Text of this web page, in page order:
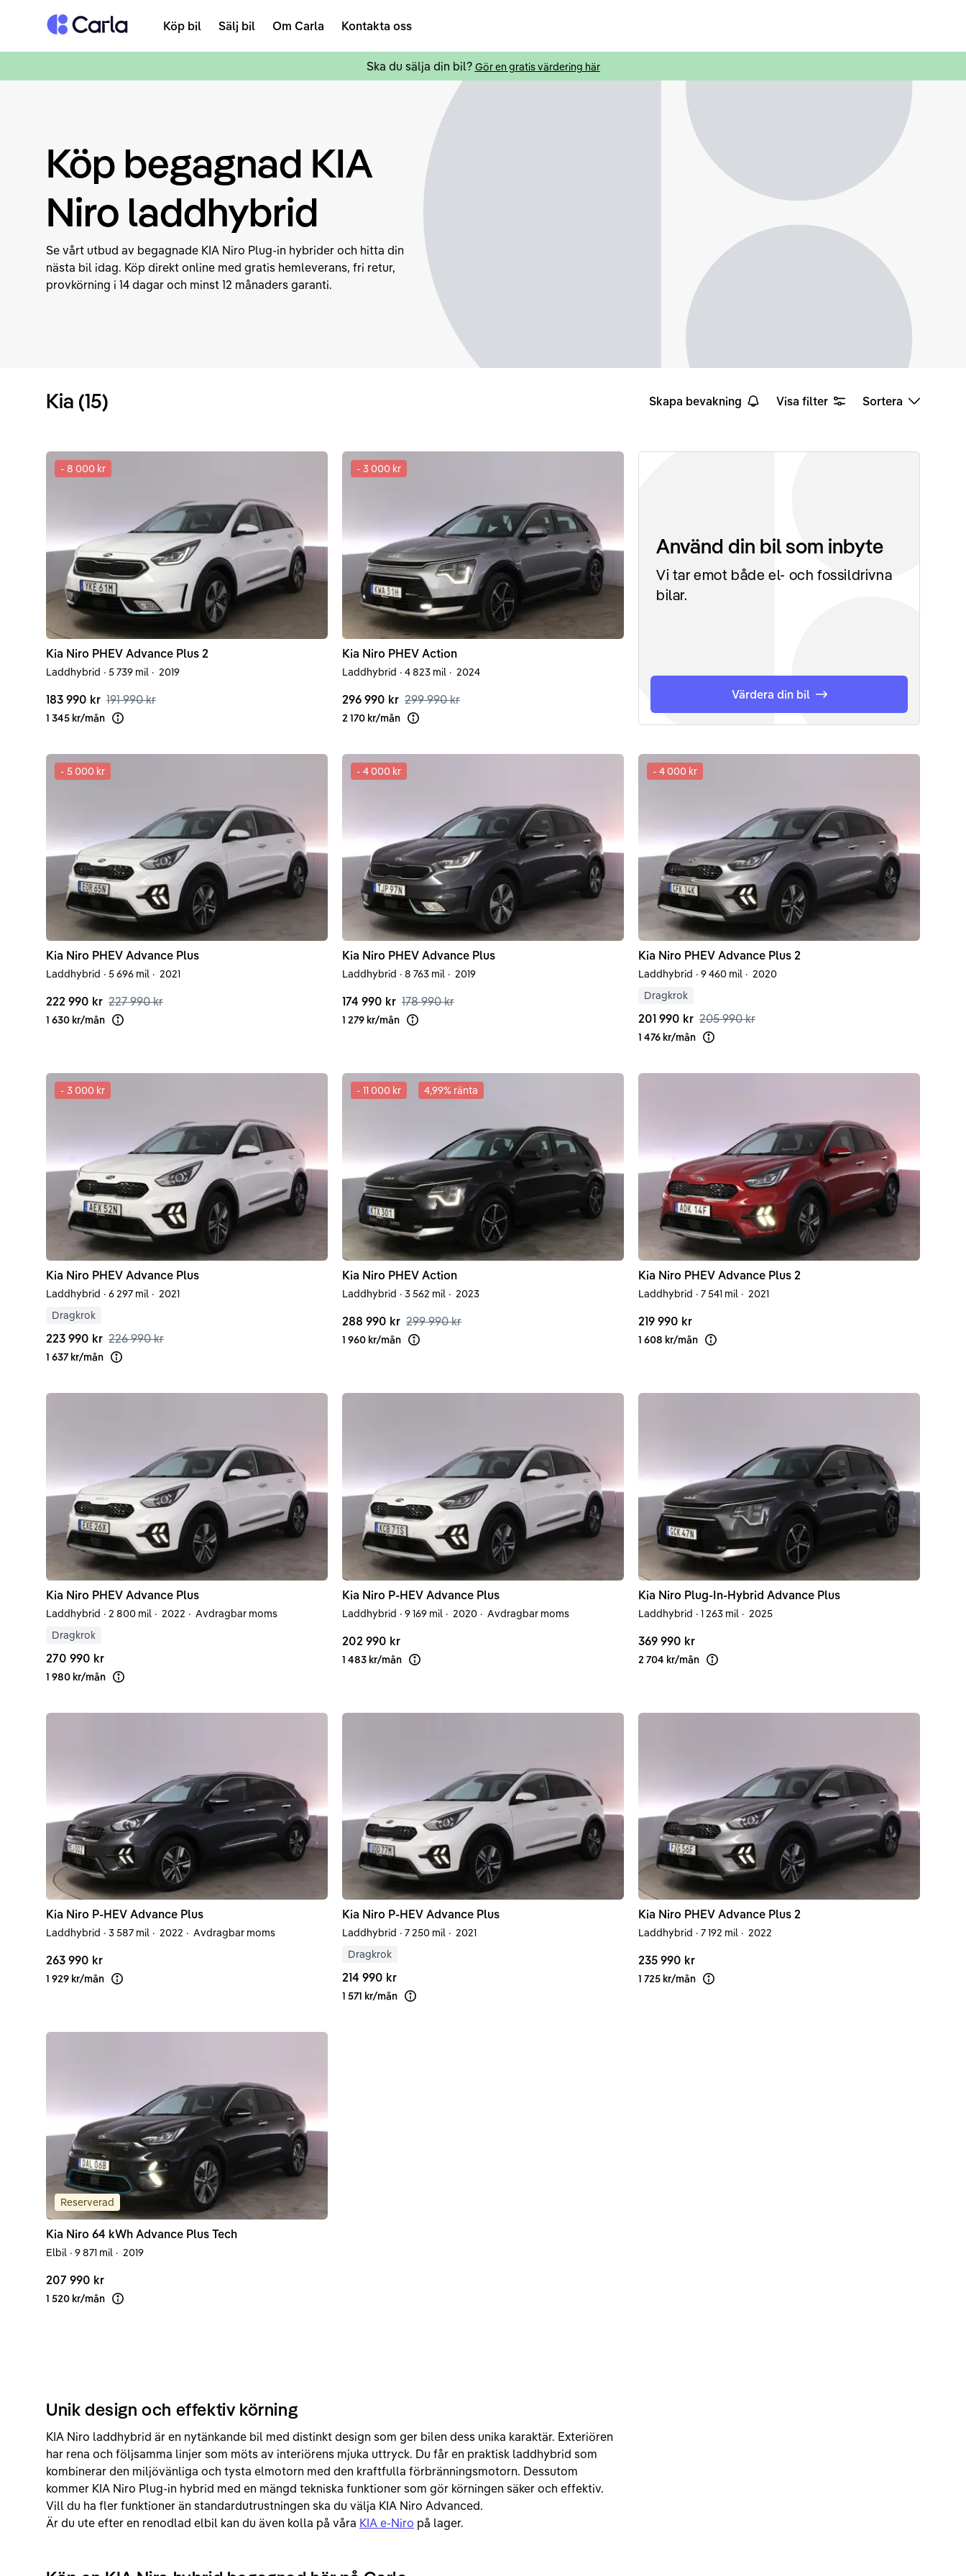
Tillbaka till startsidan Köp bil Sälj bil Om Carla Kontakta oss
Ska du sälja din bil? Gör en gratis värdering här
Köp begagnad KIA
Niro laddhybrid
Se vårt utbud av begagnade KIA Niro Plug-in hybrider och hitta din
nästa bil idag. Köp direkt online med gratis hemleverans, fri retur,
provkörning i 14 dagar och minst 12 månaders garanti.
Kia (15) Skapa bevakning Visa filter Sortera
- 8 000 kr
Kia Niro PHEV Advance Plus 2
Laddhybrid · 5 739 mil · 2019
183 990 kr 191 990 kr
1 345 kr/mån Läs mer om finansiering
- 3 000 kr
Kia Niro PHEV Action
Laddhybrid · 4 823 mil · 2024
296 990 kr 299 990 kr
2 170 kr/mån Läs mer om finansiering
- 5 000 kr
Kia Niro PHEV Advance Plus
Laddhybrid · 5 696 mil · 2021
222 990 kr 227 990 kr
1 630 kr/mån Läs mer om finansiering
- 4 000 kr
Kia Niro PHEV Advance Plus
Laddhybrid · 8 763 mil · 2019
174 990 kr 178 990 kr
1 279 kr/mån Läs mer om finansiering
- 4 000 kr
Kia Niro PHEV Advance Plus 2
Laddhybrid · 9 460 mil · 2020
Dragkrok
201 990 kr 205 990 kr
1 476 kr/mån Läs mer om finansiering
- 3 000 kr
Kia Niro PHEV Advance Plus
Laddhybrid · 6 297 mil · 2021
Dragkrok
223 990 kr 226 990 kr
1 637 kr/mån Läs mer om finansiering
- 11 000 kr 4,99% ränta
Kia Niro PHEV Action
Laddhybrid · 3 562 mil · 2023
288 990 kr 299 990 kr
1 960 kr/mån Läs mer om finansiering
Kia Niro PHEV Advance Plus 2
Laddhybrid · 7 541 mil · 2021
219 990 kr
1 608 kr/mån Läs mer om finansiering
Kia Niro PHEV Advance Plus
Laddhybrid · 2 800 mil · 2022 · Avdragbar moms
Dragkrok
270 990 kr
1 980 kr/mån Läs mer om finansiering
Kia Niro P-HEV Advance Plus
Laddhybrid · 9 169 mil · 2020 · Avdragbar moms
202 990 kr
1 483 kr/mån Läs mer om finansiering
Kia Niro Plug-In-Hybrid Advance Plus
Laddhybrid · 1 263 mil · 2025
369 990 kr
2 704 kr/mån Läs mer om finansiering
Kia Niro P-HEV Advance Plus
Laddhybrid · 3 587 mil · 2022 · Avdragbar moms
263 990 kr
1 929 kr/mån Läs mer om finansiering
Kia Niro P-HEV Advance Plus
Laddhybrid · 7 250 mil · 2021
Dragkrok
214 990 kr
1 571 kr/mån Läs mer om finansiering
Kia Niro PHEV Advance Plus 2
Laddhybrid · 7 192 mil · 2022
235 990 kr
1 725 kr/mån Läs mer om finansiering
Reserverad
Kia Niro 64 kWh Advance Plus Tech
Elbil · 9 871 mil · 2019
207 990 kr
1 520 kr/mån Läs mer om finansiering
Använd din bil som inbyte
Vi tar emot både el- och fossildrivna
bilar.
Värdera din bil
Unik design och effektiv körning
KIA Niro laddhybrid är en nytänkande bil med distinkt design som ger bilen dess unika karaktär. Exteriören
har rena och följsamma linjer som möts av interiörens mjuka uttryck. Du får en praktisk laddhybrid som
kombinerar den miljövänliga och tysta elmotorn med den kraftfulla förbränningsmotorn. Dessutom
kommer KIA Niro Plug-in hybrid med en mängd tekniska funktioner som gör körningen säker och effektiv.
Vill du ha fler funktioner än standardutrustningen ska du välja KIA Niro Advanced.
Är du ute efter en renodlad elbil kan du även kolla på våra KIA e-Niro på lager.